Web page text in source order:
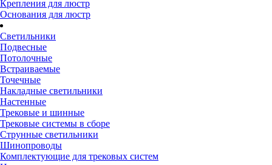
Крепления для люстр
Основания для люстр
Светильники
Подвесные
Потолочные
Встраиваемые
Точечные
Накладные светильники
Настенные
Трековые и шинные
Трековые системы в сборе
Струнные светильники
Шинопроводы
Комплектующие для трековых систем